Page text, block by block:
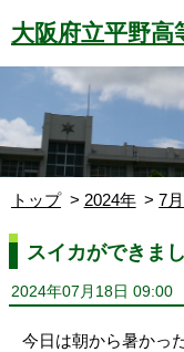
大阪府立平野高
トップ 2024年 7月
スイカができま
2024年07月18日 09:00
今日は朝から暑かっ